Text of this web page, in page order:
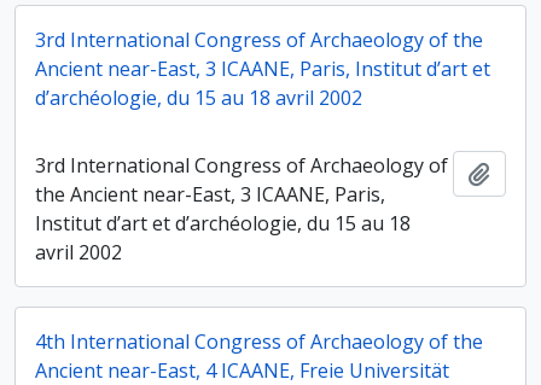
3rd International Congress of Archaeology of the
Ancient near-East, 3 ICAANE, Paris, Institut d’art et
d’archéologie, du 15 au 18 avril 2002
3rd International Congress of Archaeology of
the Ancient near-East, 3 ICAANE, Paris,
Institut d’art et d’archéologie, du 15 au 18
avril 2002
4th International Congress of Archaeology of the
Ancient near-East, 4 ICAANE, Freie Universität